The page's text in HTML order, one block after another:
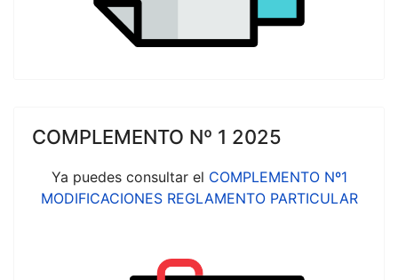
COMPLEMENTO Nº 1 2025
Ya puedes consultar el COMPLEMENTO Nº1
MODIFICACIONES REGLAMENTO PARTICULAR